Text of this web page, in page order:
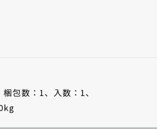
梱包数：1、
入数：1、